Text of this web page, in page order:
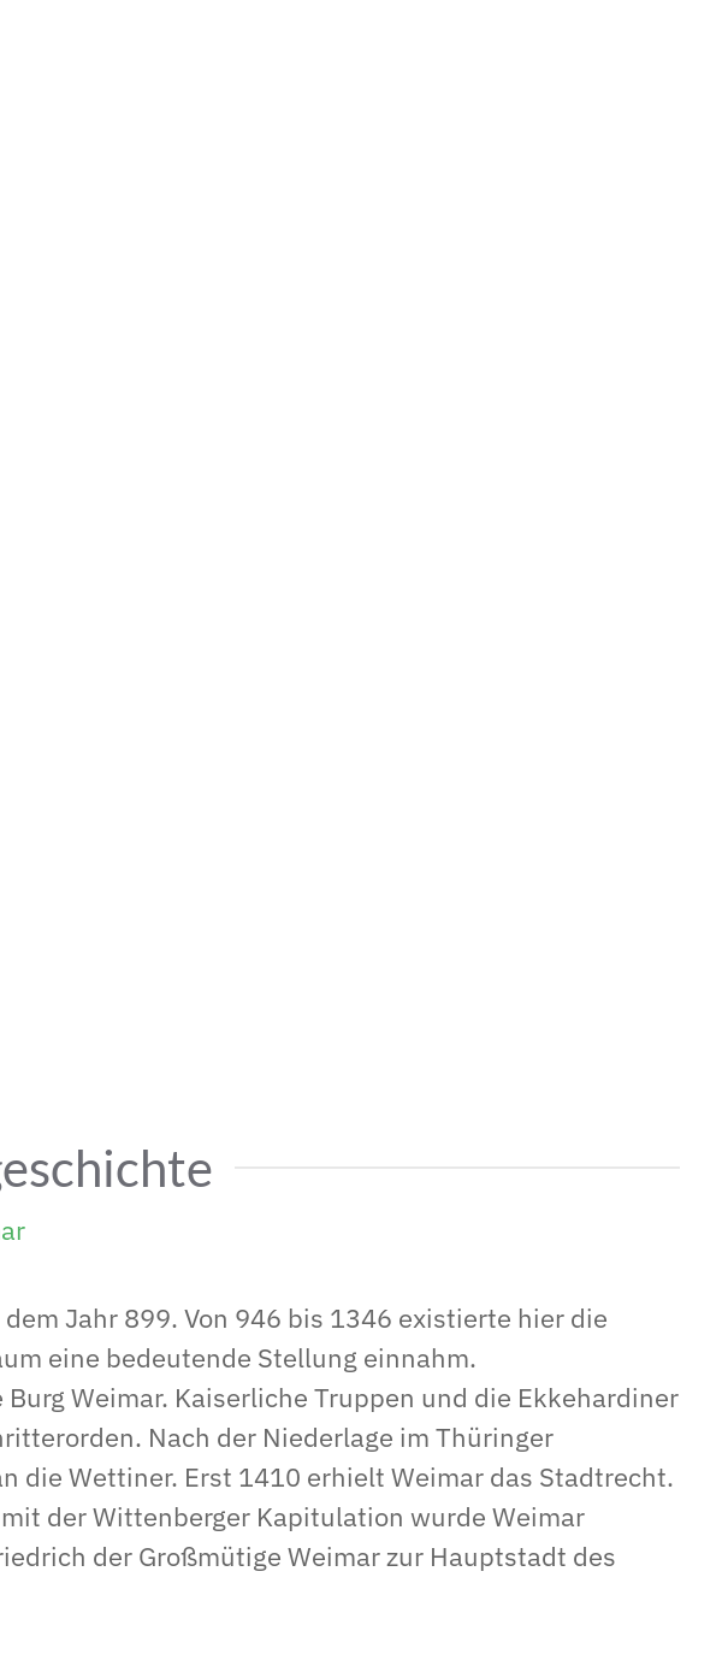
Jahr 899. Von 946 bis 1346 existierte hier die
eine bedeutende Stellung einnahm.
Weimar. Kaiserliche Truppen und die Ekkehardiner
Nach der Niederlage im Thüringer
die Wettiner. Erst 1410 erhielt Weimar das Stadtrecht.
der Wittenberger Kapitulation wurde Weimar
der Großmütige Weimar zur Hauptstadt des